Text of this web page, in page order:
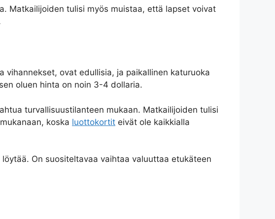
Matkailijoiden tulisi myös muistaa, että lapset voivat
vihannekset, ovat edullisia, ja paikallinen katuruoka
oluen hinta on noin 3-4 dollaria.
turvallisuustilanteen mukaan. Matkailijoiden tulisi
koska luottokortit eivät ole kaikkialla
On suositeltavaa vaihtaa valuuttaa etukäteen